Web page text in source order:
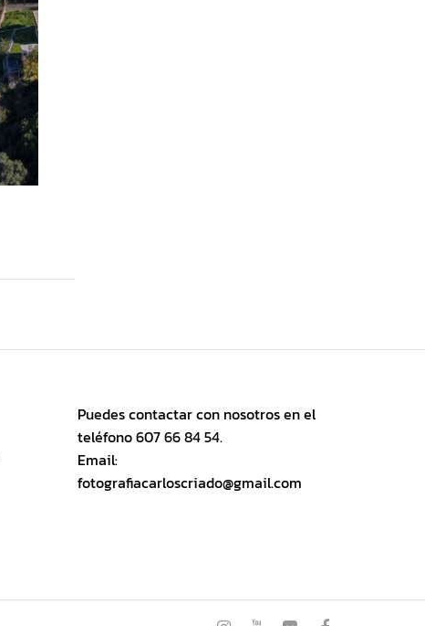
Puedes contactar con nosotros en el
teléfono 607 66 84 54.
Email:
fotografiacarloscriado@gmail.com